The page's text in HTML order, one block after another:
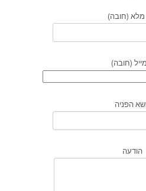
(חובה)
(חובה)
הפניה
הודעה